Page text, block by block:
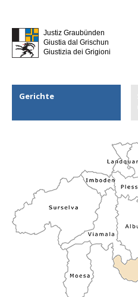
Justiz Graubünden
Giustia dal Grischun
Giustizia dei Grigioni
Gerichte